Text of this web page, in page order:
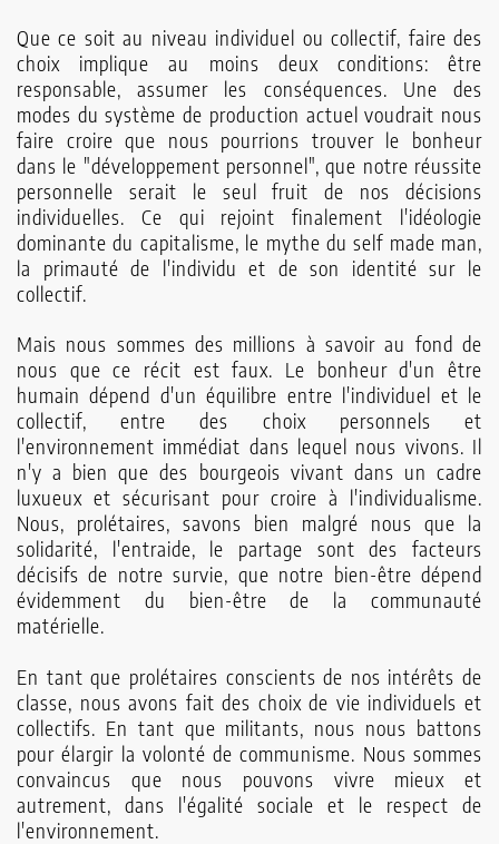
Que ce soit au niveau individuel ou collectif, faire des
choix implique au moins deux conditions: être
responsable, assumer les conséquences. Une des
modes du système de production actuel voudrait nous
faire croire que nous pourrions trouver le bonheur
dans le "développement personnel", que notre réussite
personnelle serait le seul fruit de nos décisions
individuelles. Ce qui rejoint finalement l'idéologie
dominante du capitalisme, le mythe du self made man,
la primauté de l'individu et de son identité sur le
collectif.
Mais nous sommes des millions à savoir au fond de
nous que ce récit est faux. Le bonheur d'un être
humain dépend d'un équilibre entre l'individuel et le
collectif, entre des choix personnels et
l'environnement immédiat dans lequel nous vivons. Il
n'y a bien que des bourgeois vivant dans un cadre
luxueux et sécurisant pour croire à l'individualisme.
Nous, prolétaires, savons bien malgré nous que la
solidarité, l'entraide, le partage sont des facteurs
décisifs de notre survie, que notre bien-être dépend
évidemment du bien-être de la communauté
matérielle.
En tant que prolétaires conscients de nos intérêts de
classe, nous avons fait des choix de vie individuels et
collectifs. En tant que militants, nous nous battons
pour élargir la volonté de communisme. Nous sommes
convaincus que nous pouvons vivre mieux et
autrement, dans l'égalité sociale et le respect de
l'environnement.